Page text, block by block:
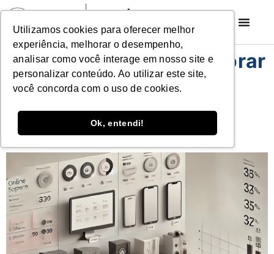
Utilizamos cookies para oferecer melhor
experiência, melhorar o desempenho,
analisar como você interage em nosso site e
personalizar conteúdo. Ao utilizar este site,
você concorda com o uso de cookies.
Ok, entendi!
4 pontos para NÃO ignorar
na análise de
concorrência no e-
commerce